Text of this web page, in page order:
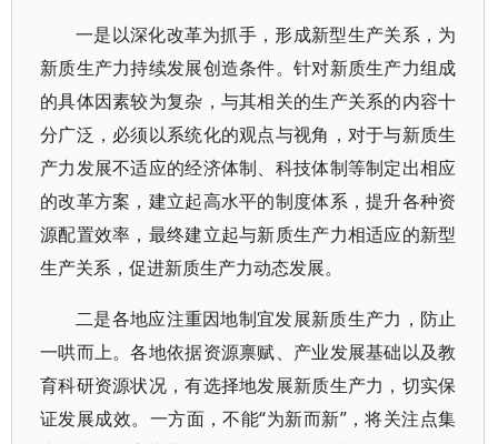
一是以深化改革为抓手，形成新型生产关系，为
新质生产力持续发展创造条件。针对新质生产力组成
的具体因素较为复杂，与其相关的生产关系的内容十
分广泛，必须以系统化的观点与视角，对于与新质生
产力发展不适应的经济体制、科技体制等制定出相应
的改革方案，建立起高水平的制度体系，提升各种资
源配置效率，最终建立起与新质生产力相适应的新型
生产关系，促进新质生产力动态发展。
二是各地应注重因地制宜发展新质生产力，防止
一哄而上。各地依据资源禀赋、产业发展基础以及教
育科研资源状况，有选择地发展新质生产力，切实保
证发展成效。一方面，不能“为新而新”，将关注点集